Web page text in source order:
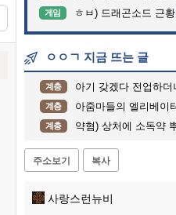
게임 ㅎㅂ) 드래곤소드 근황
ㅇㅇㄱ 지금 뜨는 글
계층 아기 갖겠다 전업하
계층 아줌마들의 엘리베이
계층 약혐) 상처에 소독약
주소보기 복사
사랑스런뉴비